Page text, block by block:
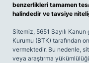
benzerlikleri tamamen
halindedir ve tavsiye
Sitemiz, 5651 Sayılı
Kurumu (BTK) tarafından
vermektedir. Bu nedenle,
veya araştırma